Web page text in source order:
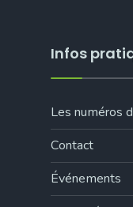
Infos
Les numéros
Contact
Événements